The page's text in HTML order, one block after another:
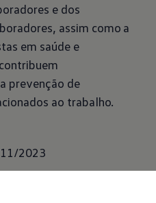
e dos
assim como a
em saúde e
prevenção de
ao trabalho.
2023